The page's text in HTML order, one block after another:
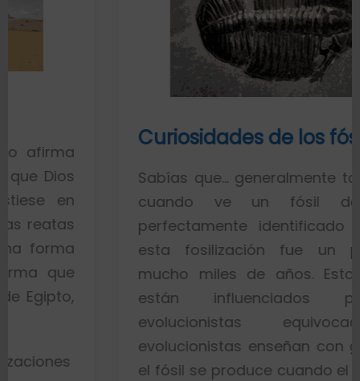
Curiosidades de los fósiles
Sabías que… generalmente toda la
cuando ve un fósil de un
perfectamente identificado piensa
esta fosilización fue un proceso
mucho miles de años. Esto es
están influenciados por
evolucionistas equivocadas.
evolucionistas enseñan con gráficos
el fósil se produce cuando el pez